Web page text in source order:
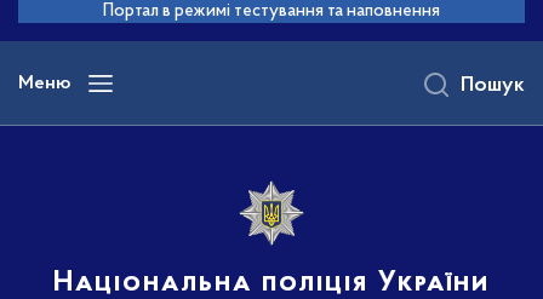
основного
вмісту
Портал в режимі тестування та наповнення
Меню
Національна поліція України
Пошук